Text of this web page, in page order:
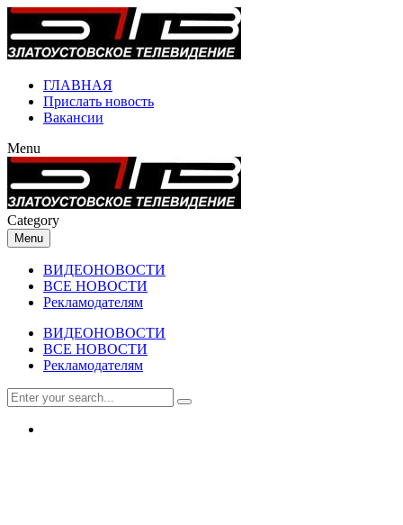
ГЛАВНАЯ
Прислать новость
Вакансии
Menu
Category
Menu
ВИДЕОНОВОСТИ
ВСЕ НОВОСТИ
Рекламодателям
ВИДЕОНОВОСТИ
ВСЕ НОВОСТИ
Рекламодателям